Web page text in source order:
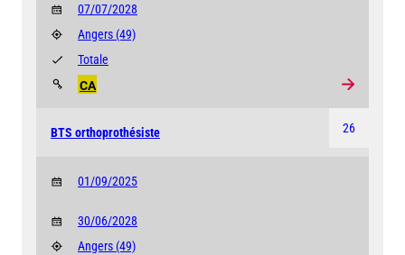
07/07/2028
Angers (49)
CA
Totale
26
BTS orthoprothésiste
01/09/2025
30/06/2028
Angers (49)